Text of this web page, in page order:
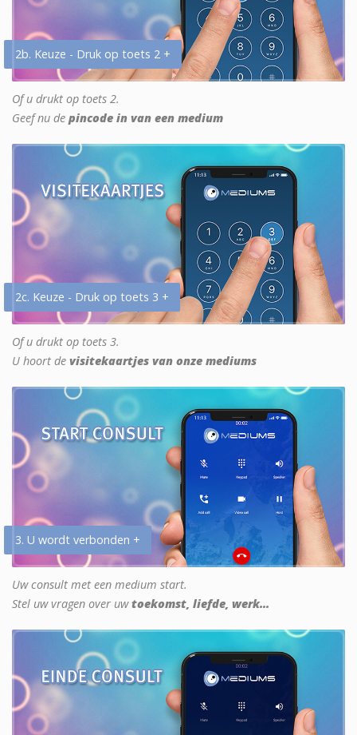
2b. Keuze - Druk op toets 2 +
Of u drukt op toets 2.
Geef nu de pincode in van een medium
2c. Keuze - Druk op toets 3 +
Of u drukt op toets 3.
U hoort de visitekaartjes van onze mediums
3. U wordt verbonden +
Uw consult met een medium start.
Stel uw vragen over uwtoekomst, liefde, werk...